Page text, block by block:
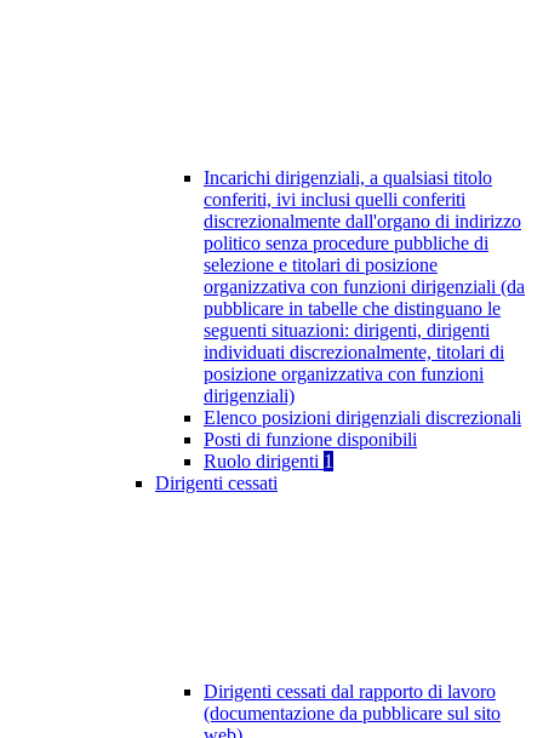
Incarichi dirigenziali, a qualsiasi titolo
conferiti, ivi inclusi quelli conferiti
discrezionalmente dall'organo di indirizzo
politico senza procedure pubbliche di
selezione e titolari di posizione
organizzativa con funzioni dirigenziali (da
pubblicare in tabelle che distinguano le
seguenti situazioni: dirigenti, dirigenti
individuati discrezionalmente, titolari di
posizione organizzativa con funzioni
dirigenziali)
Elenco posizioni dirigenziali discrezionali
Posti di funzione disponibili
Ruolo dirigenti 1
Dirigenti cessati
Dirigenti cessati dal rapporto di lavoro
(documentazione da pubblicare sul sito